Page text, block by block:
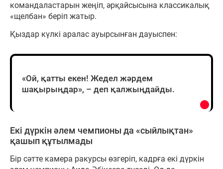
командаластарын жеңіп, әрқайсысына классикалық
«щелбан» беріп жатыр.
Қыздар күлкі аралас ауырсынған дауыспен:
«Ой, қатты екен! Жедел жәрдем
шақырыңдар», – деп қалжыңдайды.
Екі дүркін әлем чемпионы да «сыйлықтан»
қашып құтылмады
Бір сәтте камера ракурсы өзгеріп, кадрға екі дүркін